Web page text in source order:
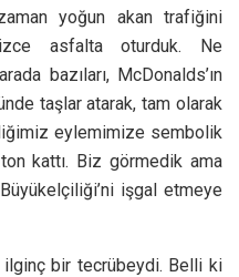
yoğun akan trafiğini
asfalta oturduk. Ne
bazıları, McDonalds’ın
taşlar atarak, tam olarak
eylemimize sembolik
kattı. Biz görmedik ama
işgal etmeye
ilginç bir tecrübeydi. Belli ki